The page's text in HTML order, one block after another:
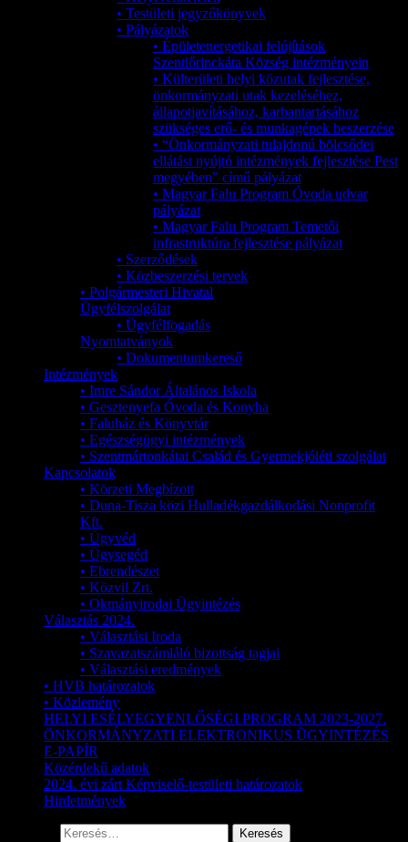
• Testületi jegyzőkönyvek
• Pályázatok
• Épületenergetikai felújítások
Szentlőrinckáta Község intézményein
• Külterületi helyi közutak fejlesztése,
önkormányzati utak kezeléséhez,
állapotjavításához, karbantartásához
szükséges erő- és munkagépek beszerzése
• “Önkormányzati tulajdonú bölcsődei
ellátást nyújtó intézmények fejlesztése Pest
megyében” című pályázat
• Magyar Falu Program Óvoda udvar
pályázat
• Magyar Falu Program Temetői
infrastruktúra fejlesztése pályázat
• Szerződések
• Közbeszerzési tervek
• Polgármesteri Hivatal
Ügyfélszolgálat
• Ügyfélfogadás
Nyomtatványok
• Dokumentumkereső
Intézmények
• Imre Sándor Általános Iskola
• Gesztenyefa Óvoda és Konyha
• Faluház és Könyvtár
• Egészségügyi intézmények
• Szentmártonkátai Család és Gyermekjóléti szolgálat
Kapcsolatok
• Körzeti Megbízott
• Duna-Tisza közi Hulladékgazdálkodási Nonprofit
Kft.
• Ügyvéd
• Ügysegéd
• Ebrendészet
• Közvil Zrt.
• Okmányirodai Ügyintézés
Választás 2024.
• Választási Iroda
• Szavazatszámláló bizottság tagjai
• Választási eredmények
• HVB határozatok
• Közlemény
HELYI ESÉLYEGYENLŐSÉGI PROGRAM 2023-2027.
ÖNKORMÁNYZATI ELEKTRONIKUS ÜGYINTÉZÉS
E-PAPÍR
Közérdekű adatok
2024. évi zárt Képviselő-testületi határozatok
Hirdetmények